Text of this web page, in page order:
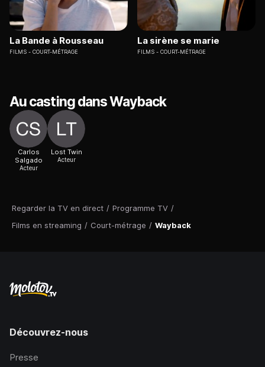
Regarder la TV en direct / Programme TV /
Films en streaming / Court-métrage / Wayback
La Bande à Rousseau
FILMS COURT-MÉTRAGE
La sirène se marie
FILMS COURT-MÉTRAGE
Au casting dans Wayback
Carlos
Salgado
Acteur
Lost Twin
Acteur
Découvrez-nous
Presse